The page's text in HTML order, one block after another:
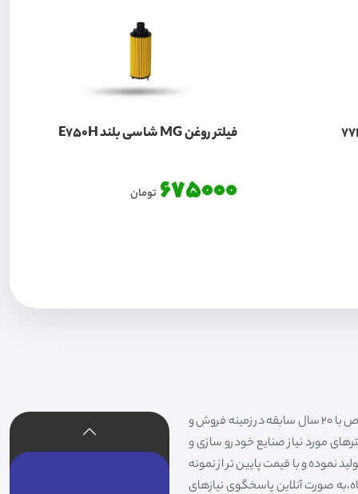
فیلتر روغن MG شاسی بلند E750H
675000 تومان
فیلتر شکری تهیه و توزیع کننده انواع فیلتر خودروهای سواری،سنگین،راهسازی و دستگاه های صنعتی و فیلتر های خاص با 20 سال سابقه در زمینه فروش و
مورد نیاز صنایع خودرو سازی و
نموده و با قیمت پایین تر از نمونه
صورت آنلاین پاسخگوی نیازهای